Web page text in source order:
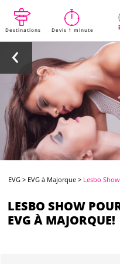
Destinations Devis 1 minute
EVG > EVG à Majorque > Lesbo Show
LESBO SHOW
EVG À MAJORQUE!